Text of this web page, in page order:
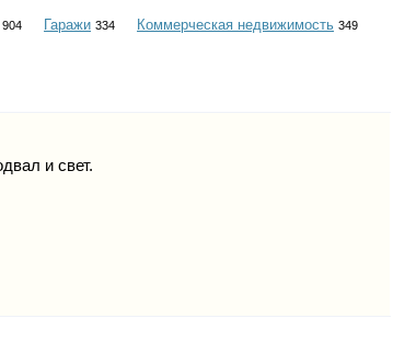
904 Гаражи 334 Коммерческая недвижимость 349
и свет.